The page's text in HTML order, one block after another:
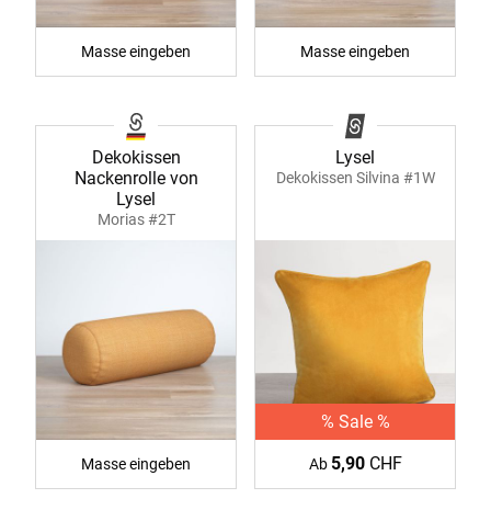
Masse eingeben Masse eingeben
Dekokissen
Nackenrolle von
Lysel
Morias #2T
Masse eingeben
Lysel
Dekokissen Silvina #1W
% Sale %
Ab 5,90CHF